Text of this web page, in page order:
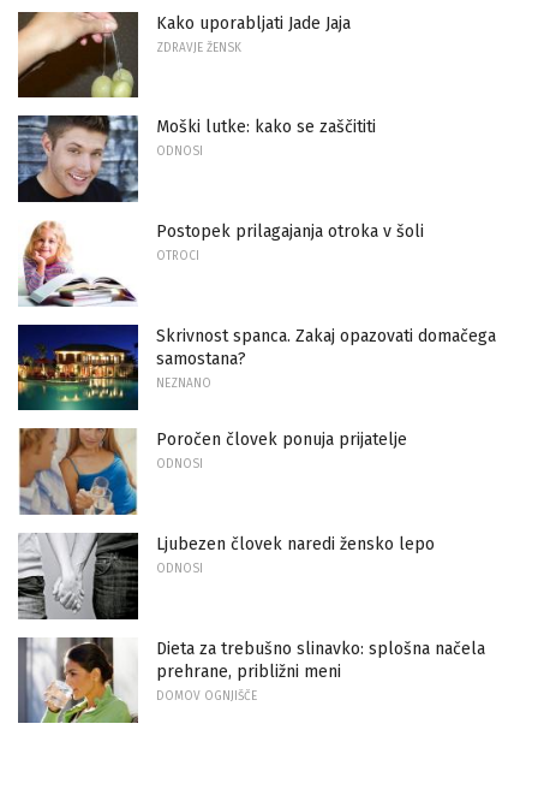
Kako uporabljati Jade Jaja
ZDRAVJE ŽENSK
Moški lutke: kako se zaščititi
ODNOSI
Postopek prilagajanja otroka v šoli
OTROCI
Skrivnost spanca. Zakaj opazovati domačega
samostana?
NEZNANO
Poročen človek ponuja prijatelje
ODNOSI
Ljubezen človek naredi žensko lepo
ODNOSI
Dieta za trebušno slinavko: splošna načela
prehrane, približni meni
DOMOV OGNJIŠČE